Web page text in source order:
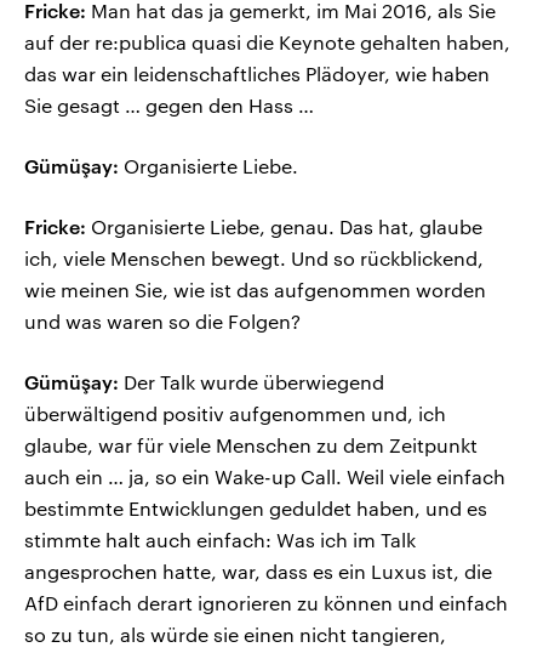
Fricke: Man hat das ja gemerkt, im Mai 2016, als Sie
auf der re:publica quasi die Keynote gehalten haben,
das war ein leidenschaftliches Plädoyer, wie haben
Sie gesagt … gegen den Hass …
Gümüşay: Organisierte Liebe.
Fricke: Organisierte Liebe, genau. Das hat, glaube
ich, viele Menschen bewegt. Und so rückblickend,
wie meinen Sie, wie ist das aufgenommen worden
und was waren so die Folgen?
Gümüşay: Der Talk wurde überwiegend
überwältigend positiv aufgenommen und, ich
glaube, war für viele Menschen zu dem Zeitpunkt
auch ein … ja, so ein Wake-up Call. Weil viele einfach
bestimmte Entwicklungen geduldet haben, und es
stimmte halt auch einfach: Was ich im Talk
angesprochen hatte, war, dass es ein Luxus ist, die
AfD einfach derart ignorieren zu können und einfach
so zu tun, als würde sie einen nicht tangieren,